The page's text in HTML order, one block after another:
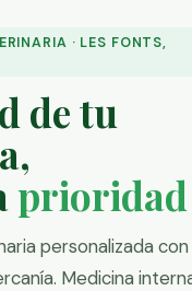
· LES FONTS,
de tu
prioridad
personalizada con
Medicina